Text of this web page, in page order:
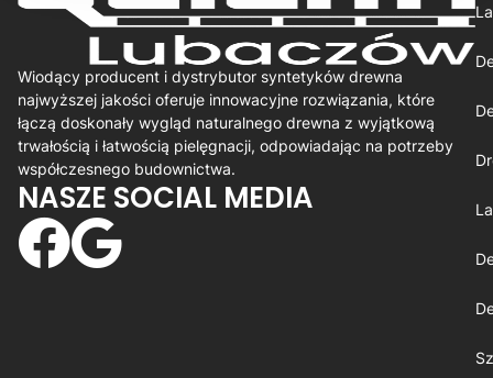
Wiodący producent i dystrybutor syntetyków drewna
najwyższej jakości oferuje innowacyjne rozwiązania, które
łączą doskonały wygląd naturalnego drewna z wyjątkową
trwałością i łatwością pielęgnacji, odpowiadając na potrzeby
współczesnego budownictwa.
NASZE SOCIAL MEDIA